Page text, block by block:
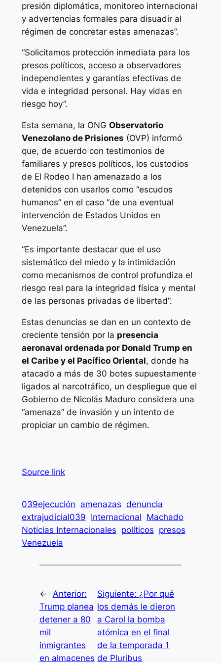
presión diplomática, monitoreo internacional
y advertencias formales para disuadir al
régimen de concretar estas amenazas”.
“Solicitamos protección inmediata para los
presos políticos, acceso a observadores
independientes y garantías efectivas de
vida e integridad personal. Hay vidas en
riesgo hoy”.
Esta semana, la ONG Observatorio
Venezolano de Prisiones (OVP) informó
que, de acuerdo con testimonios de
familiares y presos políticos, los custodios
de El Rodeo I han amenazado a los
detenidos con usarlos como “escudos
humanos” en el caso “de una eventual
intervención de Estados Unidos en
Venezuela”.
“Es importante destacar que el uso
sistemático del miedo y la intimidación
como mecanismos de control profundiza el
riesgo real para la integridad física y mental
de las personas privadas de libertad”.
Estas denuncias se dan en un contexto de
creciente tensión por la presencia
aeronaval ordenada por Donald Trump en
el Caribe y el Pacífico Oriental, donde ha
atacado a más de 30 botes supuestamente
ligados al narcotráfico, un despliegue que el
Gobierno de Nicolás Maduro considera una
“amenaza” de invasión y un intento de
propiciar un cambio de régimen.
Source link
039ejecución amenazas denuncia
extrajudicial039 Internacional Machado
Noticias Internacionales políticos presos
Venezuela
← Anterior:
Trump planea
detener a 80
mil
inmigrantes
en almacenes
Siguiente: ¿Por qué
los demás le dieron
a Carol la bomba
atómica en el final
de la temporada 1
de Pluribus